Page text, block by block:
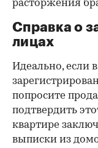
расторжения
Справка о
лицах
Идеально, если
попросите
подтвердить
квартире
выписки из